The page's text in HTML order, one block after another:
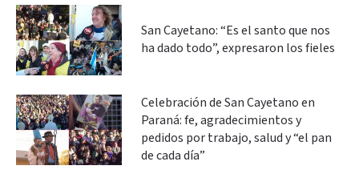
San Cayetano: “Es el santo que nos
ha dado todo”, expresaron los fieles
Celebración de San Cayetano en
Paraná: fe, agradecimientos y
pedidos por trabajo, salud y “el pan
de cada día”